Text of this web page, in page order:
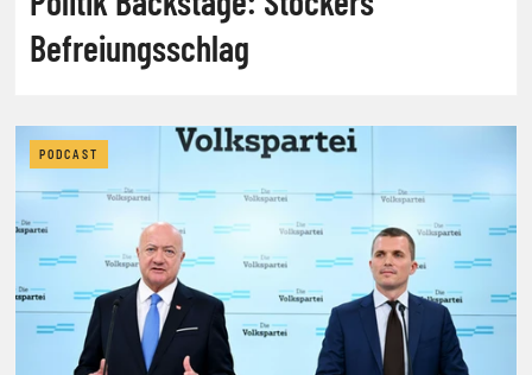
Befreiungsschlag
PODCAST